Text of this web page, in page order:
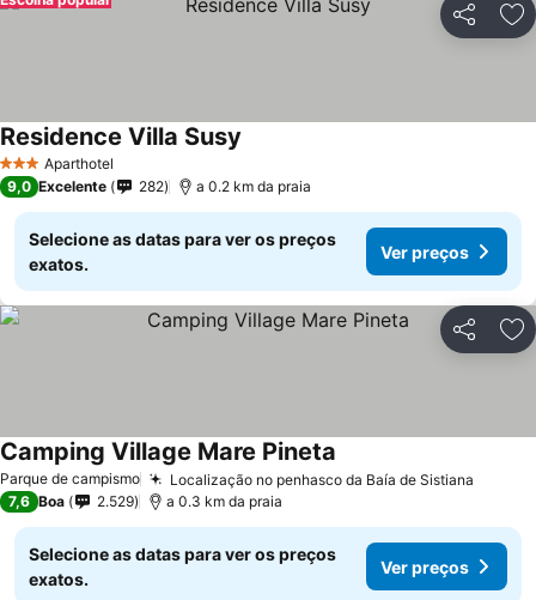
Partilhar
3 EstrelasAparthotel
Residence Villa Susy
9,0 Excelente 282 a 0.2 km da praia
Selecione as datas para ver os preços
exatos.
Ver preços
Partilhar
Parque de campismo Localização no penhasco da Baía de Sistiana
Camping Village Mare Pineta
7,6 Boa 2.529 a 0.3 km da praia
Selecione as datas para ver os preços
exatos.
Ver preços